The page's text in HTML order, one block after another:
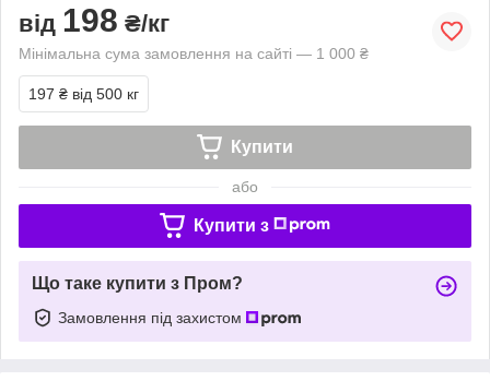
від 198 ₴/кг
Мінімальна сума замовлення на сайті — 1 000 ₴
197 ₴ від 500 кг
Купити
або
Купити з
Що таке купити з Пром?
Замовлення під захистом